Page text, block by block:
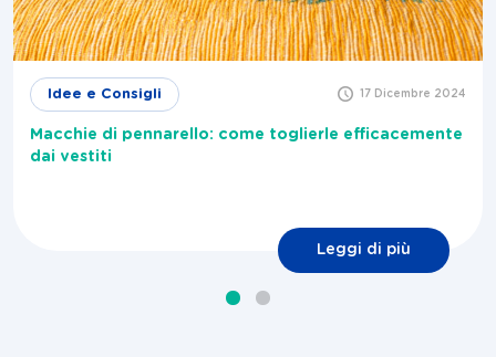
Idee e Consigli 17 Dicembre 2024
Macchie di pennarello: come toglierle efficacemente
dai vestiti
Leggi di più